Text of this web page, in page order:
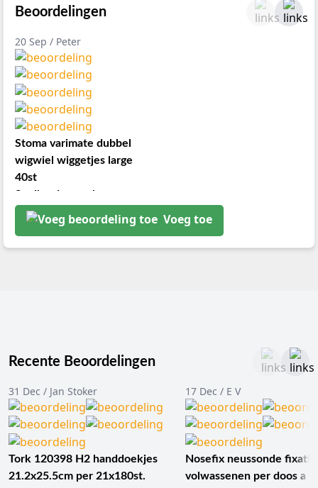
Beoordelingen
20 Sep / Peter
Stoma varimate dubbel
wigwiel wiggetjes large
40st
Sneller dan snel
Fantastisch ..
Voeg toe
Recente Beoordelingen
31 Dec / Jan Stoker
Tork 120398 H2 handdoekjes
21.2x25.5cm per 21x180st.
17 Dec / E V
Nosefix neussonde
volwassenen per doos a